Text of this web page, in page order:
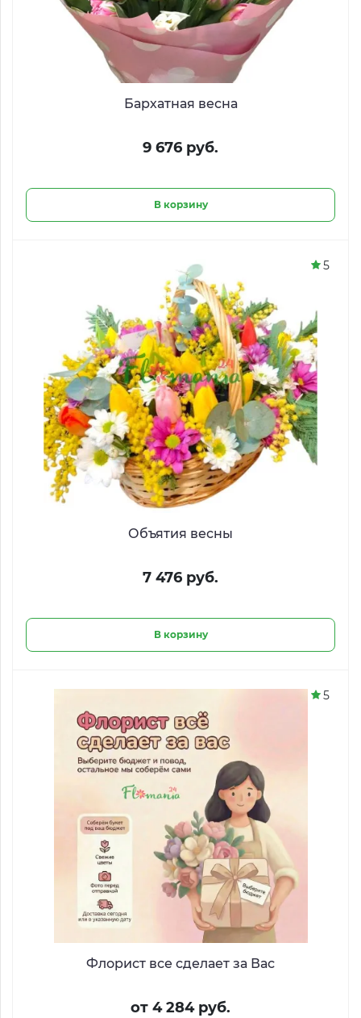
Бархатная весна
9 676 руб.
В корзину
Объятия весны
7 476 руб.
В корзину
5
Флорист все сделает за Вас
от 4 284 руб.
5